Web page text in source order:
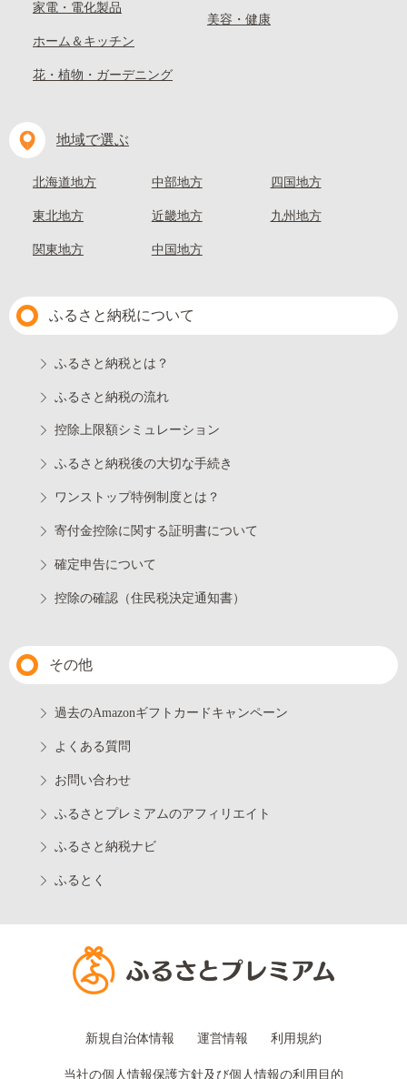
家電・電化製品
ホーム＆キッチン
花・植物・ガーデニング
美容・健康
地域で選ぶ
北海道地方
東北地方
関東地方
中部地方
近畿地方
中国地方
四国地方
九州地方
ふるさと納税について
ふるさと納税とは？
ふるさと納税の流れ
控除上限額シミュレーション
ふるさと納税後の大切な手続き
ワンストップ特例制度とは？
寄付金控除に関する証明書について
確定申告について
控除の確認（住民税決定通知書）
その他
過去のAmazonギフトカードキャンペーン
よくある質問
お問い合わせ
ふるさとプレミアムのアフィリエイト
ふるさと納税ナビ
ふるとく
新規自治体情報 運営情報 利用規約
当社の個人情報保護方針及び個人情報の利用目的